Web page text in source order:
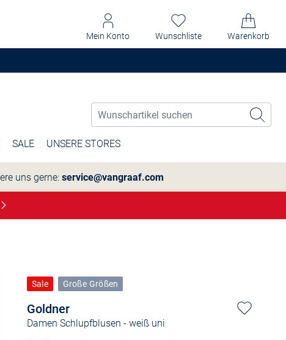
Mein Konto Wunschliste Warenkorb
SALE UNSERE STORES
uns gerne: service@vangraaf.com
Goldner
Damen Schlupfblusen - weiß uni
Sale Große Größen